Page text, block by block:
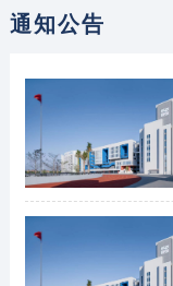
通知公告